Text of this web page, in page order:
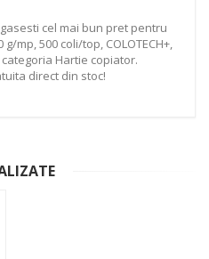
cel mai bun pret pentru
mp, 500 coli/top, COLOTECH+,
Hartie copiator.
direct din stoc!